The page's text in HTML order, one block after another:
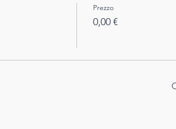
Prezzo
0,00 €